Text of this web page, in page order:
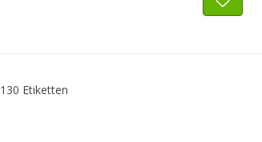
Etiketten